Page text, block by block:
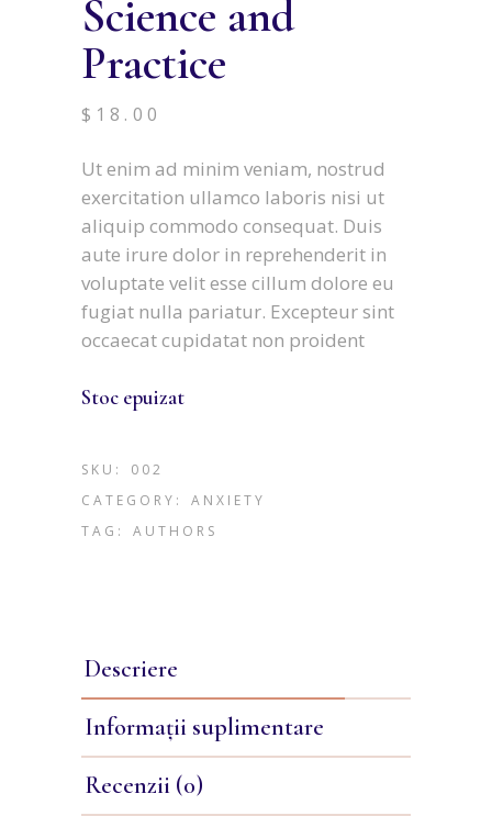
Science and
Practice
$ 18.00
Ut enim ad minim veniam, nostrud
exercitation ullamco laboris nisi ut
aliquip commodo consequat. Duis
aute irure dolor in reprehenderit in
voluptate velit esse cillum dolore eu
fugiat nulla pariatur. Excepteur sint
occaecat cupidatat non proident
Stoc epuizat
SKU:
002
CATEGORY:
ANXIETY
TAG:
AUTHORS
Descriere
Informații suplimentare
Recenzii (0)